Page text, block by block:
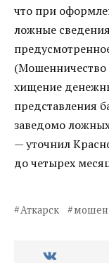
что при
ложные
(Мошенничество
хищение
представления
заведомо
— уточнил
до четырех
Аткарск